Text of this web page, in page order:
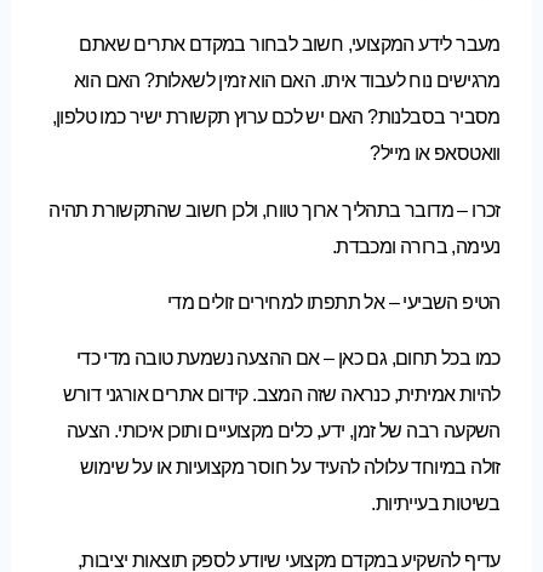
מעבר לידע המקצועי, חשוב לבחור במקדם אתרים שאתם
מרגישים נוח לעבוד איתו. האם הוא זמין לשאלות? האם הוא
מסביר בסבלנות? האם יש לכם ערוץ תקשורת ישיר כמו טלפון,
וואטסאפ או מייל?
זכרו – מדובר בתהליך ארוך טווח, ולכן חשוב שהתקשורת תהיה
נעימה, ברורה ומכבדת.
הטיפ השביעי – אל תתפתו למחירים זולים מדי
כמו בכל תחום, גם כאן – אם ההצעה נשמעת טובה מדי כדי
להיות אמיתית, כנראה שזה המצב. קידום אתרים אורגני דורש
השקעה רבה של זמן, ידע, כלים מקצועיים ותוכן איכותי. הצעה
זולה במיוחד עלולה להעיד על חוסר מקצועיות או על שימוש
בשיטות בעייתיות.
עדיף להשקיע במקדם מקצועי שיודע לספק תוצאות יציבות,